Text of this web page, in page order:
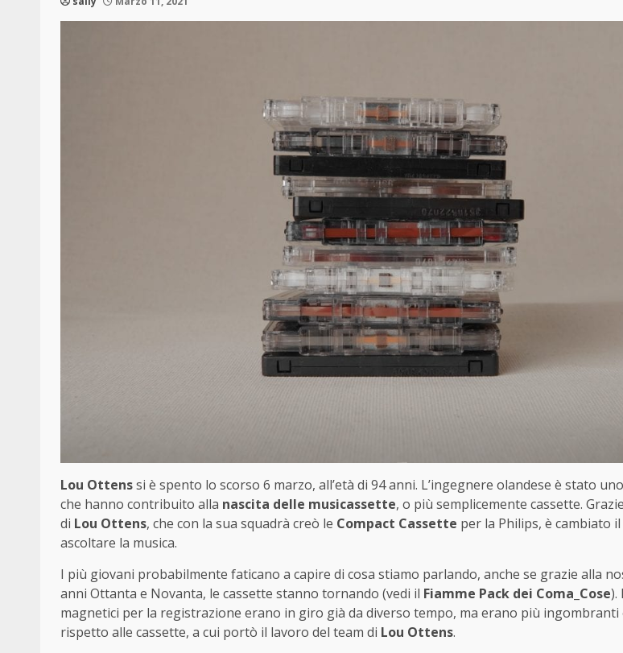
Lou Ottenssi è spento lo scorso 6 marzo, all’età di 94 anni. L’ingegnere olandese è stato
che hanno contribuito alla nascita delle musicassette, o più semplicemente cassette.
di Lou Ottens, che con la sua squadrà creò le Compact Cassette per la Philips, è cambiato
ascoltare la musica.
I più giovani probabilmente faticano a capire di cosa stiamo parlando, anche se grazie alla
anni Ottanta e Novanta, le cassette stanno tornando (vedi il Fiamme Pack dei Coma_Cose).
magnetici per la registrazione erano in giro già da diverso tempo, ma erano più ingombranti
rispetto alle cassette, a cui portò il lavoro del team di Lou Ottens.